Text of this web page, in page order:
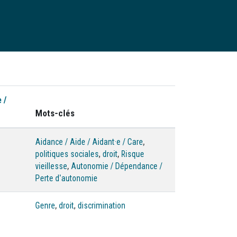
/
Mots-clés
Aidance / Aide / Aidant·e / Care,
politiques sociales, droit, Risque
vieillesse, Autonomie / Dépendance /
Perte d'autonomie
Genre, droit, discrimination